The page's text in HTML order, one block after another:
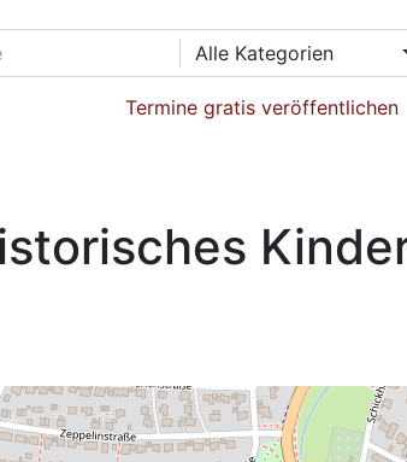
Alle Kategorien
Termine gratis veröffentlichen